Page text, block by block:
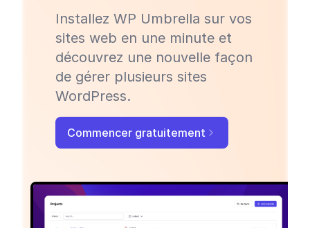
Installez WP Umbrella sur vos
sites web en une minute et
découvrez une nouvelle façon
de gérer plusieurs sites
WordPress.
Commencer gratuitement